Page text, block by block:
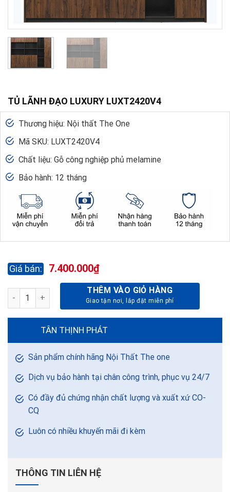
TỦ LÃNH ĐẠO LUXURY LUXT2420V4
Thương hiệu: Nội thất The One
Mã SKU: LUXT2420V4
Chất liệu: Gỗ công nghiệp phủ melamine
Bảo hành: 12 tháng
7.400.000₫
TỦ LÃNH ĐẠO LUXURY LUXT2420V4 số lượng
THÊM VÀO GIỎ HÀNG
TÂN THỊNH PHÁT
Sản phẩm chính hãng Nội Thất The one
Dịch vụ bảo hành tại chân công trình, phục vụ 24/7
Có đầy đủ chứng nhận chất lượng và xuất xứ CO-
CQ
Luôn có nhiều khuyến mãi đi kèm
THÔNG TIN LIÊN HỆ